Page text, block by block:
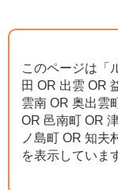
このページは「
田 OR 出雲 OR
雲南 OR 奥出雲
OR 邑南町 OR
ノ島町 OR 知夫
を表示していま